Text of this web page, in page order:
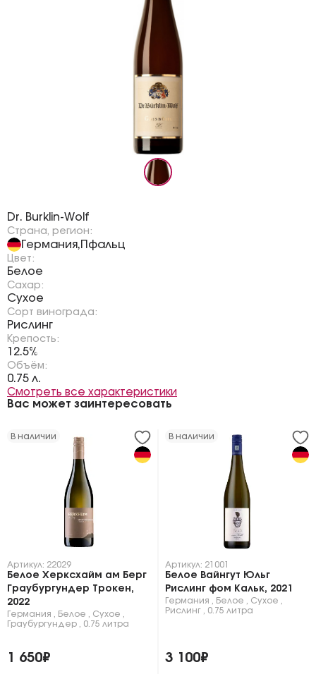
Dr. Burklin-Wolf
Страна, регион:
Германия,Пфальц
Цвет:
Белое
Сахар:
Сухое
Сорт винограда:
Рислинг
Крепость:
12.5%
Объём:
0.75 л.
Смотреть все характеристики
Вас может заинтересовать
В наличии
Артикул: 22029
Белое Херксхайм ам Берг
Граубургундер Трокен,
2022
Германия Белое Сухое
Граубургундер
0.75 литра
1 650₽
В наличии
Артикул: 21001
Белое Вайнгут Юльг
Рислинг фом Кальк, 2021
Германия Белое Сухое
Рислинг
0.75 литра
3 100₽